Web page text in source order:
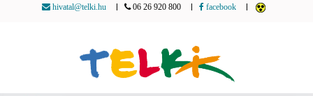
hivatal@telki.hu 06 26 920 800 facebook